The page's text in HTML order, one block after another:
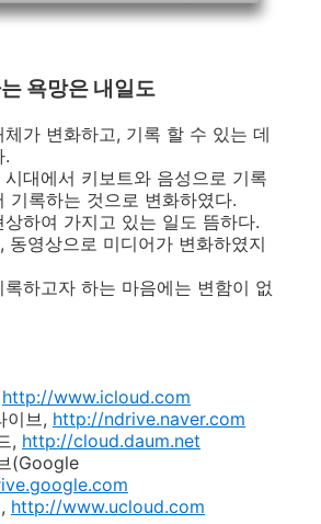
욕망은 내일도
가 변화하고, 기록 할 수 있는 데
.
대에서 키보트와 음성으로 기록
기록하는 것으로 변화하였다.
하여 가지고 있는 일도 뜸하다.
동영상으로 미디어가 변화하였지
하고자 하는 마음에는 변함이 없
http://www.icloud.com
이브, http://ndrive.naver.com
, http://cloud.daum.net
(Google
http://www.ucloud.com